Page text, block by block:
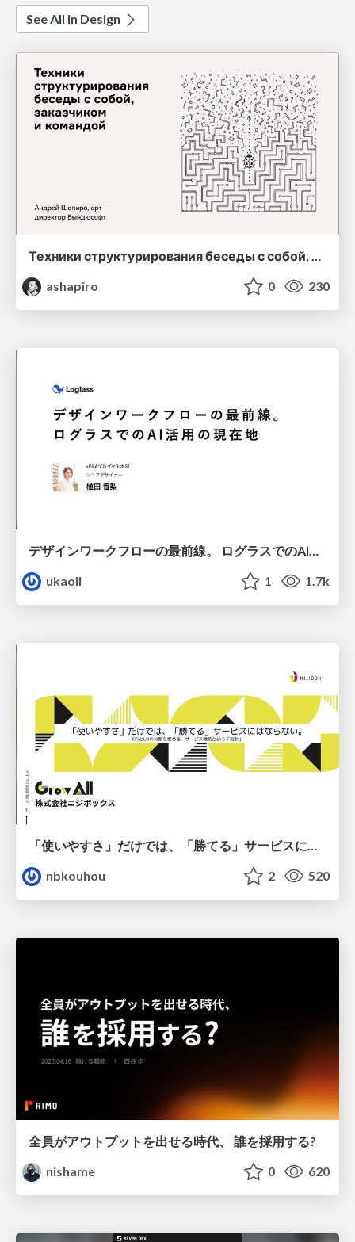
See All in Design
ashapiro
0 230
デザインワークフローの最前線。 ログラスでのAI活用の現在地
ukaoli
1 1.7k
「使いやすさ」だけでは、「勝てる」サービスにはならない。〜KPIとUXの分断を埋める、サービス戦略という「指針」〜
nbkouhou
2 520
全員がアウトプットを出せる時代、 誰を採用する?
nishame
0 620